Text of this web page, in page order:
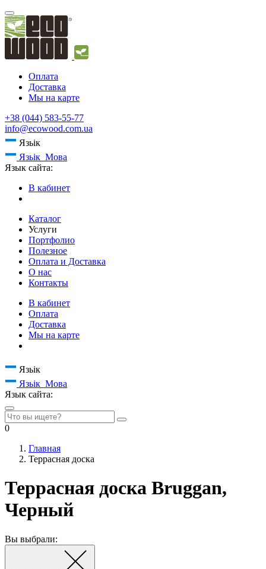
Оплата
Доставка
Мы на карте
+38 (044) 583-55-77
info@ecowood.com.ua
Язьік
Язьік Мова
Язык сайта:
В кабинет
Каталог
Услуги
Портфолио
Полезное
Оплата и Доставка
О нас
Контакты
В кабинет
Оплата
Доставка
Мы на карте
Язьік
Язьік Мова
Язык сайта:
0
Главная
Террасная доска
Террасная доска Bruggan,
Черный
Вы выбрали: